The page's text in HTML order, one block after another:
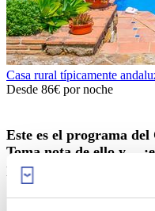
Casa rural típicamente
Desde 86€ por noche
Este es el programa
Toma nota de ello y…
peculiar atmósfera!